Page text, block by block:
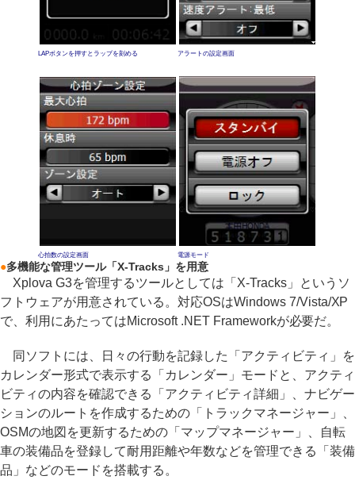
LAPボタンを押すとラップを刻める アラートの設定画面
心拍数の設定画面 電源モード
●多機能な管理ツール「X-Tracks」を用意
Xplova G3を管理するツールとしては「X-Tracks」というソ
フトウェアが用意されている。対応OSはWindows 7/Vista/XP
で、利用にあたってはMicrosoft .NET Frameworkが必要だ。
同ソフトには、日々の行動を記録した「アクティビティ」を
カレンダー形式で表示する「カレンダー」モードと、アクティ
ビティの内容を確認できる「アクティビティ詳細」、ナビゲー
ションのルートを作成するための「トラックマネージャー」、
OSMの地図を更新するための「マップマネージャー」、自転
車の装備品を登録して耐用距離や年数などを管理できる「装備
品」などのモードを搭載する。